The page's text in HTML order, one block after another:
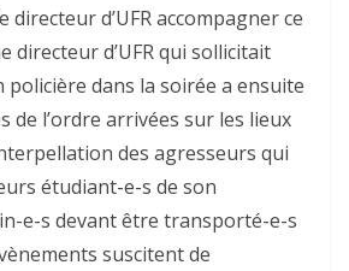
d’UFR accompagner ce
directeur d’UFR qui sollicitait
dans la soirée a ensuite
de l’ordre arrivées sur les lieux
des agresseurs qui
étudiant-e-s de son
e-s devant être transporté-e-s
suscitent de